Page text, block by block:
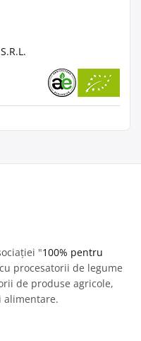
"100% pentru
procesatorii de legume
de produse agricole,
alimentare.